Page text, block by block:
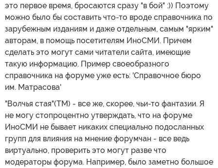
это первое время, бросаются сразу "в бой" :)) Поэтому
можно было бы составить что-то вроде справочника по
зарубежным изданиям и даже отдельным, самым "ярким"
авторам, в помощь посетителям ИноСМИ. Причем
сделать это могут сами читатели сайта, имеющие
такую информацию. Пример своеобразного
справочника на форуме уже есть: 'Справочное бюро
им. Матрасова'
"Волчья стая"(ТМ) - все же, скорее, чьи-то фантазии. Я
не могу стопроцентно утверждать, что на форуме
ИноСМИ не бывает никаких специально подосланных
групп для влияния на мнение форумчан - все ведь
виртуально, проверить это могут разве что
модераторы форума. Например, было заметно большое